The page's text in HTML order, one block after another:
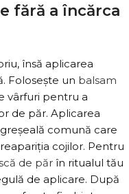
fără a încărca
însă aplicarea
Folosește un balsam
vârfuri pentru a
de păr. Aplicarea
comună care
cojilor. Pentru
de păr în ritualul tău
de aplicare. După